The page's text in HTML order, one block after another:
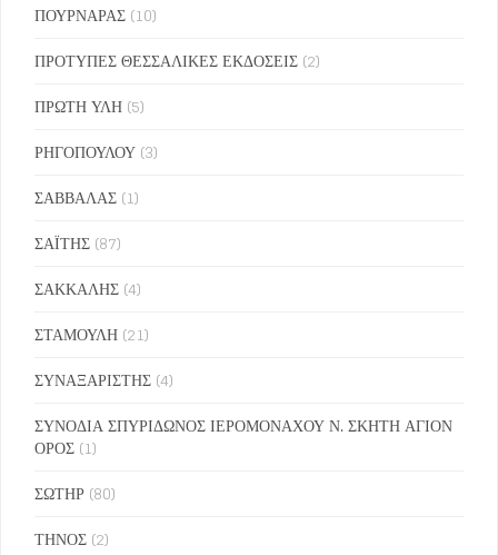
ΠΟΥΡΝΑΡΑΣ (10)
ΠΡΟΤΥΠΕΣ ΘΕΣΣΑΛΙΚΕΣ ΕΚΔΟΣΕΙΣ (2)
ΠΡΩΤΗ ΥΛΗ (5)
ΡΗΓΟΠΟΥΛΟΥ (3)
ΣΑΒΒΑΛΑΣ (1)
ΣΑΪΤΗΣ (87)
ΣΑΚΚΑΛΗΣ (4)
ΣΤΑΜΟΥΛΗ (21)
ΣΥΝΑΞΑΡΙΣΤΗΣ (4)
ΣΥΝΟΔΙΑ ΣΠΥΡΙΔΩΝΟΣ ΙΕΡΟΜΟΝΑΧΟΥ Ν. ΣΚΗΤΗ ΑΓΙΟΝ
ΟΡΟΣ (1)
ΣΩΤΗΡ (80)
ΤΗΝΟΣ (2)